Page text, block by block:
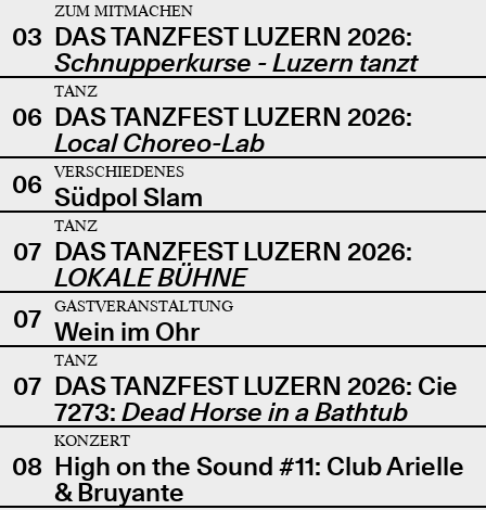
03
ZUM MITMACHEN
DAS TANZFEST LUZERN 2026:
Schnupperkurse - Luzern tanzt
06
TANZ
DAS TANZFEST LUZERN 2026:
Local Choreo-Lab
06
VERSCHIEDENES
Südpol Slam
07
TANZ
DAS TANZFEST LUZERN 2026:
LOKALE BÜHNE
07
GASTVERANSTALTUNG
Wein im Ohr
07
TANZ
DAS TANZFEST LUZERN 2026: Cie
7273: Dead Horse in a Bathtub
08
KONZERT
High on the Sound #11: Club Arielle
& Bruyante